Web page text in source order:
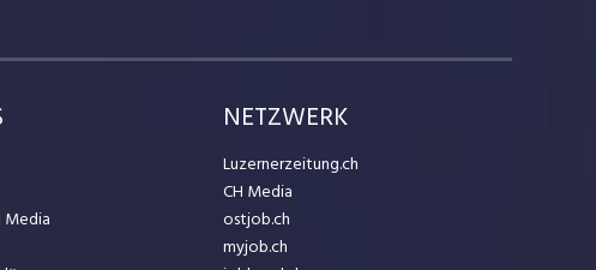
Media
NETZWERK
Luzernerzeitung.ch
CH Media
ostjob.ch
myjob.ch